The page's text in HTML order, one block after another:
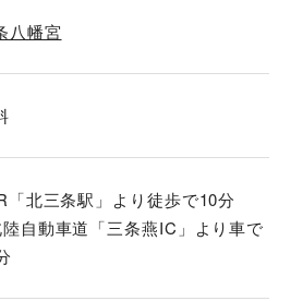
八幡宮
「北三条駅」より徒歩で10分
自動車道「三条燕IC」より車で